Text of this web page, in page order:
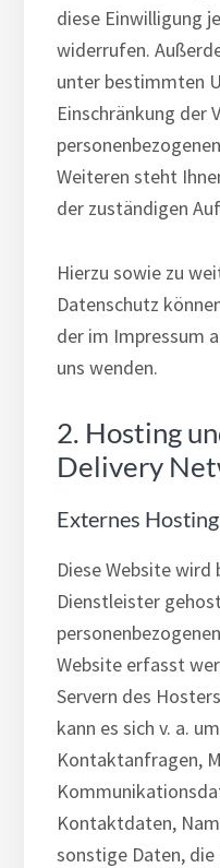
diese Einwilligung
widerrufen.
unter bestimmten
Einschränkung der
Weiteren steht
der zuständigen
Hierzu sowie zu
Datenschutz
der im Impressum
uns wenden.
2. Hosting
Delivery
Externes Hosting
Diese Website wird
Dienstleister
Website erfasst
Servern des
kann es sich v. a.
Kontaktanfragen,
Kontaktdaten,
sonstige Daten, die